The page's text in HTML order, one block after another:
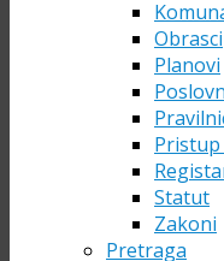
Obrasci
Planovi
Statut
Zakoni
Pretraga